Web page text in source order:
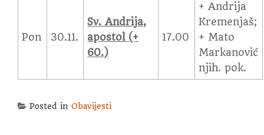
Pon 30.11.
Sv. Andrija,
apostol (+
60.)
17.00
+ Andrija
Kremenjaš;
+ Mato
Markanović
njih. pok.
Posted in Obavijesti